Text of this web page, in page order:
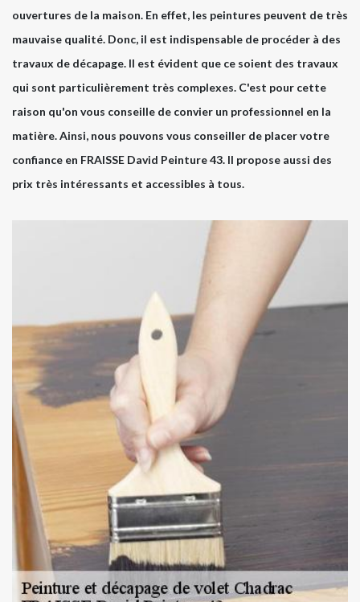
ouvertures de la maison. En effet, les peintures peuvent de très
mauvaise qualité. Donc, il est indispensable de procéder à des
travaux de décapage. Il est évident que ce soient des travaux
qui sont particulièrement très complexes. C'est pour cette
raison qu'on vous conseille de convier un professionnel en la
matière. Ainsi, nous pouvons vous conseiller de placer votre
confiance en FRAISSE David Peinture 43. Il propose aussi des
prix très intéressants et accessibles à tous.